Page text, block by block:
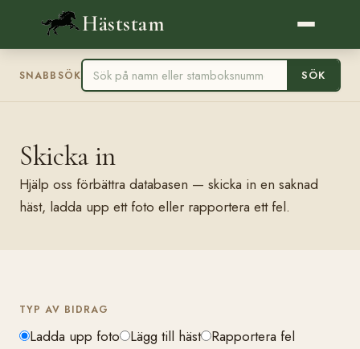
Häststam
SNABBSÖK SÖK
Skicka in
Hjälp oss förbättra databasen — skicka in en saknad
häst, ladda upp ett foto eller rapportera ett fel.
TYP AV BIDRAG
Ladda upp foto Lägg till häst Rapportera fel